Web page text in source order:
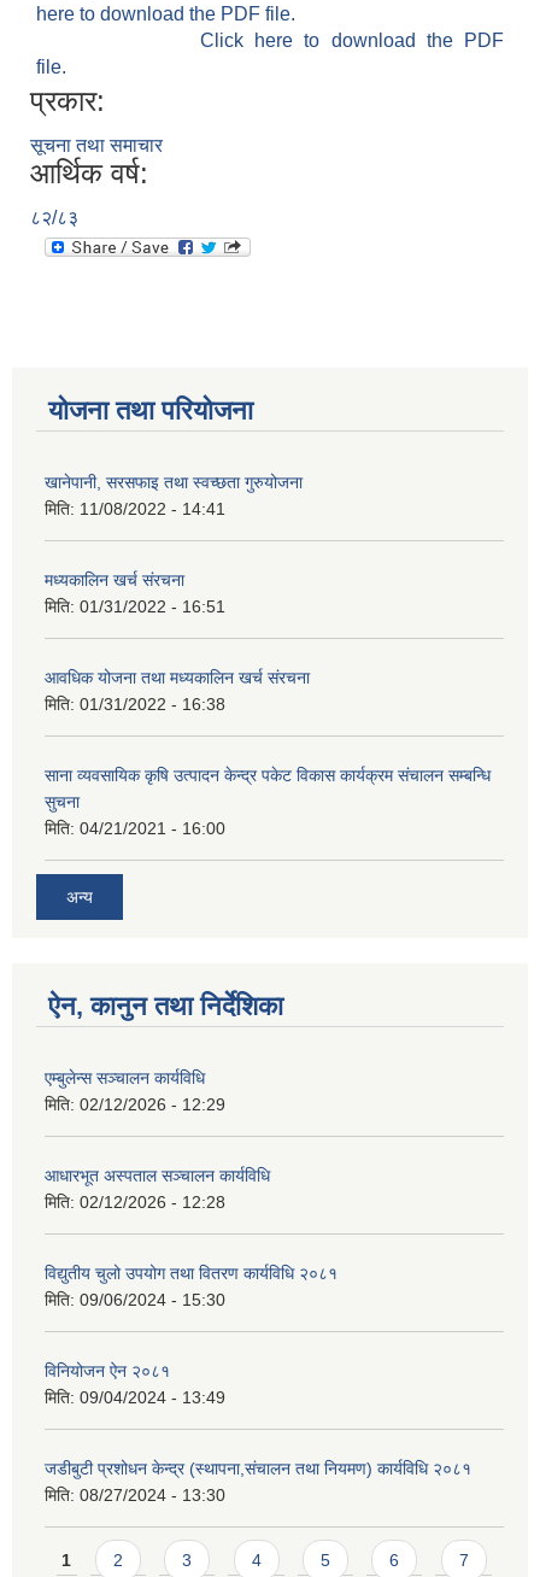
here to download the PDF file.
Click here to download the PDF
file.
प्रकार:
सूचना तथा समाचार
आर्थिक वर्ष:
८२/८३
योजना तथा परियोजना
खानेपानी, सरसफाइ तथा स्वच्छता गुरुयोजना
मिति: 11/08/2022 - 14:41
मध्यकालिन खर्च संरचना
मिति: 01/31/2022 - 16:51
आवधिक योजना तथा मध्यकालिन खर्च संरचना
मिति: 01/31/2022 - 16:38
साना व्यवसायिक कृषि उत्पादन केन्द्र पकेट विकास कार्यक्रम संचालन सम्बन्धि
सुचना
मिति: 04/21/2021 - 16:00
अन्य
ऐन, कानुन तथा निर्देशिका
एम्बुलेन्स सञ्चालन कार्यविधि
मिति: 02/12/2026 - 12:29
आधारभूत अस्पताल सञ्चालन कार्यविधि
मिति: 02/12/2026 - 12:28
विद्युतीय चुलो उपयोग तथा वितरण कार्यविधि २०८१
मिति: 09/06/2024 - 15:30
विनियोजन ऐन २०८१
मिति: 09/04/2024 - 13:49
जडीबुटी प्रशोधन केन्द्र (स्थापना,संचालन तथा नियमण) कार्यविधि २०८१
मिति: 08/27/2024 - 13:30
Pages
1 2 3 4 5 6 7